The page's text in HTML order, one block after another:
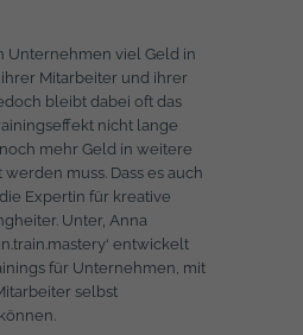
Unternehmen viel Geld in
Mitarbeiter und ihrer
bleibt dabei oft das
nicht lange
mehr Geld in weitere
muss. Dass es auch
Expertin für kreative
Unter‚ Anna
entwickelt
für Unternehmen, mit
selbst